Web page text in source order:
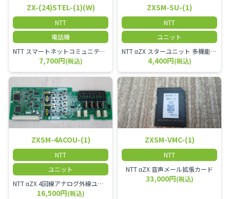
ZX-(24)STEL-(1)(W)
NTT
電話機
NTT スマートネットコミュニティαZX 24ボタンスター標準電話機
7,700円(税込)
ZXSM-SU-(1)
NTT
ユニット
NTT αZX スターユニット 多機能電話機ユニット
4,400円(税込)
ZXSM-4ACOU-(1)
NTT
ユニット
NTT αZX 4回線アナログ外線ユニット アナログ4ch収容ユニット
16,500円(税込)
ZXSM-VMC-(1)
NTT
NTT αZX 音声メール拡張カード
33,000円(税込)